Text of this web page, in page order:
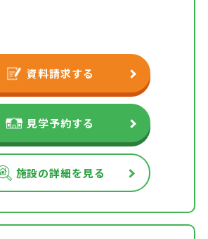
資料請求する
見学予約する
施設の詳細を見る